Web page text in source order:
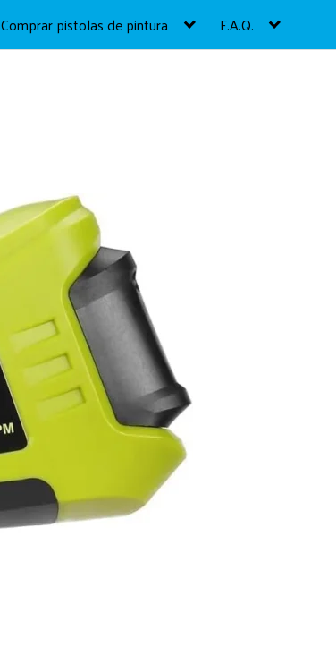
Comprar pistolas de pintura F.A.Q.